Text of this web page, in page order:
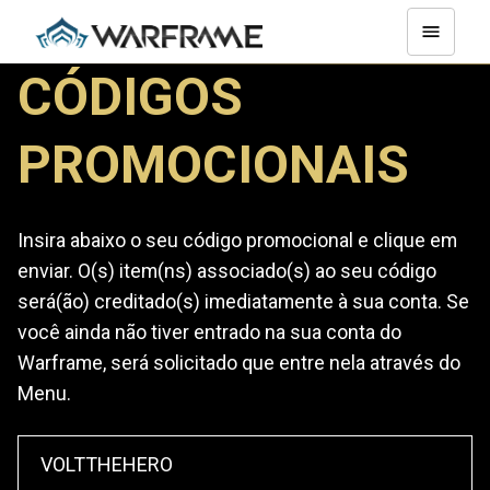
CÓDIGOS
PROMOCIONAIS
Insira abaixo o seu código promocional e clique em
enviar. O(s) item(ns) associado(s) ao seu código
será(ão) creditado(s) imediatamente à sua conta. Se
você ainda não tiver entrado na sua conta do
Warframe, será solicitado que entre nela através do
Menu.